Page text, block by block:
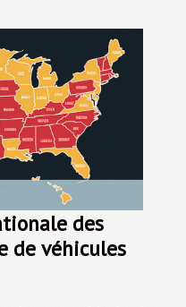
des
de véhicules